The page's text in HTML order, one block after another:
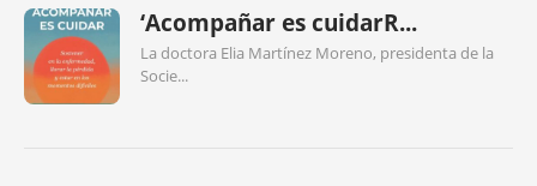
‘Acompañar es cuidarR...
La doctora Elia Martínez Moreno, presidenta de la
Socie...